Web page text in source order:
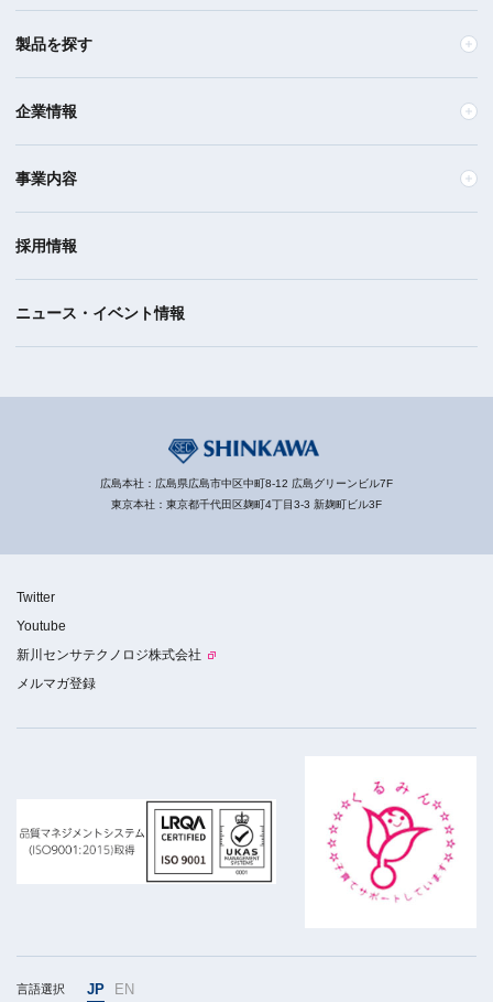
製品を探す
企業情報
事業内容
採用情報
ニュース・イベント情報
広島本社：広島県広島市中区中町8-12 広島グリーンビル7F
東京本社：東京都千代田区麹町4丁目3-3 新麹町ビル3F
Twitter
Youtube
新川センサテクノロジ株式会社
メルマガ登録
言語選択 JP EN